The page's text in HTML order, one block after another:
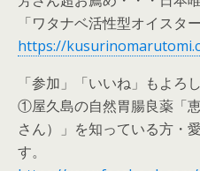
「ワタナベ活性型オイスター
https://
「参加」「いいね」もよろ
①屋久島の自然胃腸良薬「
さん）」を知っている方・
す。